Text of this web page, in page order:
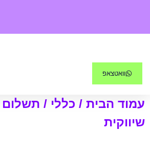
וואטצאפ
עמוד הבית / כללי / תשלום
שיווקית